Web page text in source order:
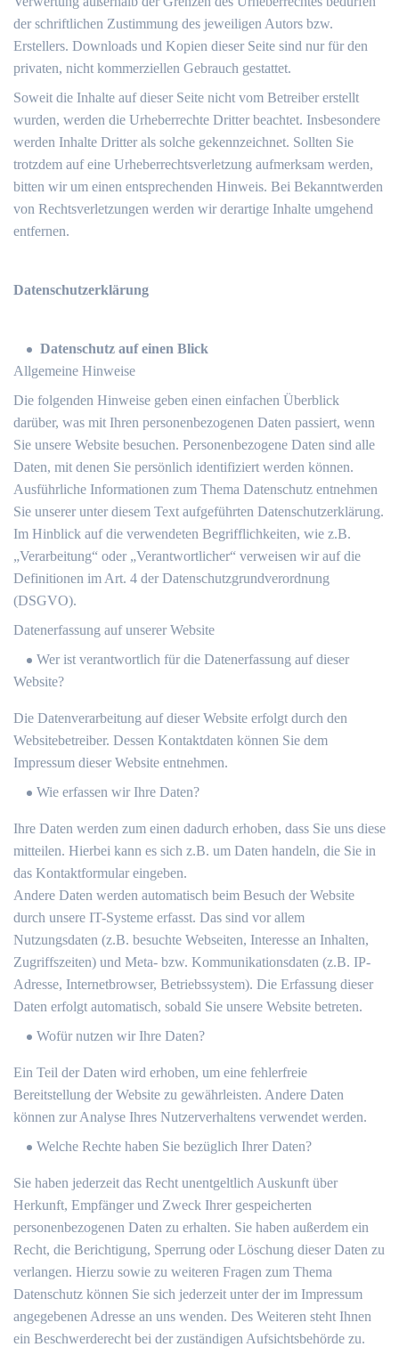
der schriftlichen Zustimmung des jeweiligen Autors bzw.
Erstellers. Downloads und Kopien dieser Seite sind nur für den
privaten, nicht kommerziellen Gebrauch gestattet.
Soweit die Inhalte auf dieser Seite nicht vom Betreiber erstellt
wurden, werden die Urheberrechte Dritter beachtet. Insbesondere
werden Inhalte Dritter als solche gekennzeichnet. Sollten Sie
trotzdem auf eine Urheberrechtsverletzung aufmerksam werden,
bitten wir um einen entsprechenden Hinweis. Bei Bekanntwerden
von Rechtsverletzungen werden wir derartige Inhalte umgehend
entfernen.
Datenschutzerklärung
Datenschutz auf einen Blick
Allgemeine Hinweise
Die folgenden Hinweise geben einen einfachen Überblick
darüber, was mit Ihren personenbezogenen Daten passiert, wenn
Sie unsere Website besuchen. Personenbezogene Daten sind alle
Daten, mit denen Sie persönlich identifiziert werden können.
Ausführliche Informationen zum Thema Datenschutz entnehmen
Sie unserer unter diesem Text aufgeführten Datenschutzerklärung.
Im Hinblick auf die verwendeten Begrifflichkeiten, wie z.B.
„Verarbeitung“ oder „Verantwortlicher“ verweisen wir auf die
Definitionen im Art. 4 der Datenschutzgrundverordnung
(DSGVO).
Datenerfassung auf unserer Website
Wer ist verantwortlich für die Datenerfassung auf dieser
Website?
Die Datenverarbeitung auf dieser Website erfolgt durch den
Websitebetreiber. Dessen Kontaktdaten können Sie dem
Impressum dieser Website entnehmen.
Wie erfassen wir Ihre Daten?
Ihre Daten werden zum einen dadurch erhoben, dass Sie uns diese
mitteilen. Hierbei kann es sich z.B. um Daten handeln, die Sie in
das Kontaktformular eingeben.
Andere Daten werden automatisch beim Besuch der Website
durch unsere IT-Systeme erfasst. Das sind vor allem
Nutzungsdaten (z.B. besuchte Webseiten, Interesse an Inhalten,
Zugriffszeiten) und Meta- bzw. Kommunikationsdaten (z.B. IP-
Adresse, Internetbrowser, Betriebssystem). Die Erfassung dieser
Daten erfolgt automatisch, sobald Sie unsere Website betreten.
Wofür nutzen wir Ihre Daten?
Ein Teil der Daten wird erhoben, um eine fehlerfreie
Bereitstellung der Website zu gewährleisten. Andere Daten
können zur Analyse Ihres Nutzerverhaltens verwendet werden.
Welche Rechte haben Sie bezüglich Ihrer Daten?
Sie haben jederzeit das Recht unentgeltlich Auskunft über
Herkunft, Empfänger und Zweck Ihrer gespeicherten
personenbezogenen Daten zu erhalten. Sie haben außerdem ein
Recht, die Berichtigung, Sperrung oder Löschung dieser Daten zu
verlangen. Hierzu sowie zu weiteren Fragen zum Thema
Datenschutz können Sie sich jederzeit unter der im Impressum
angegebenen Adresse an uns wenden. Des Weiteren steht Ihnen
ein Beschwerderecht bei der zuständigen Aufsichtsbehörde zu.